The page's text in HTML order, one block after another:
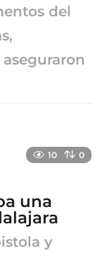
del
10 0
una
y